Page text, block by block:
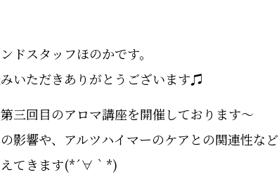
ドスタッフほのかです。
いただきありがとうございます♫
三回目のアロマ講座を開催しております～
影響や、アルツハイマーのケアとの関連性など
てきます(*´∀｀*)